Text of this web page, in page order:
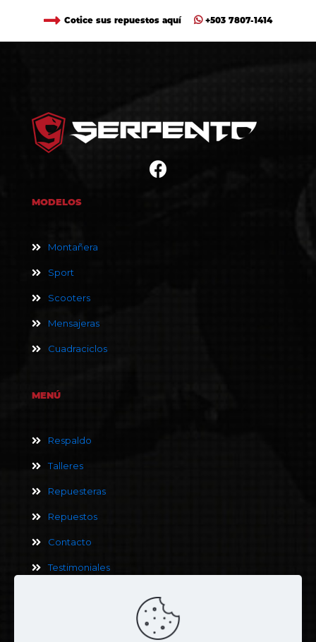
Cotice sus repuestos aquí +503 7807-1414
MODELOS
Montañera
Sport
Scooters
Mensajeras
Cuadraciclos
MENÚ
Respaldo
Talleres
Repuesteras
Repuestos
Contacto
Testimoniales